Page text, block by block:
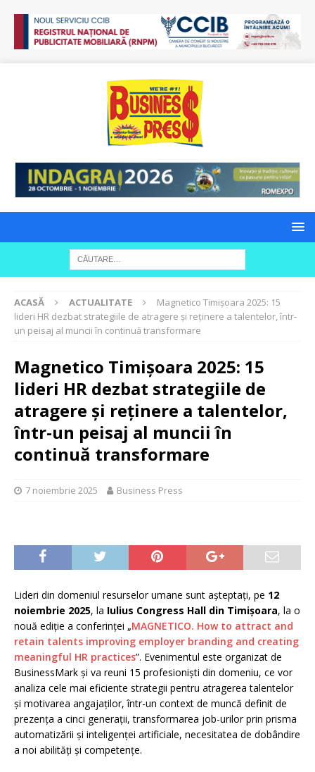
ACASĂ ACTUALITATE
Magnetico Timișoara 2025: 15
lideri HR dezbat strategiile de atragere și reținere a talentelor, într-
un peisaj al muncii în continuă transformare
Magnetico Timișoara 2025: 15
lideri HR dezbat strategiile de
atragere și reținere a talentelor,
într-un peisaj al muncii în
continuă transformare
7 noiembrie 2025 Business Press
Lideri din domeniul resurselor umane sunt așteptați, pe 12
noiembrie 2025, la Iulius Congress Hall din Timișoara, la o
nouă ediție a conferinței „MAGNETICO. How to attract and
retain talents improving employer branding and creating
meaningful HR practices”. Evenimentul este organizat de
BusinessMark și va reuni 15 profesioniști din domeniu, ce vor
analiza cele mai eficiente strategii pentru atragerea talentelor
și motivarea angajaților, într-un context de muncă definit de
prezența a cinci generații, transformarea job-urilor prin prisma
automatizării și inteligenței artificiale, necesitatea de dobândire
a noi abilități și competențe.